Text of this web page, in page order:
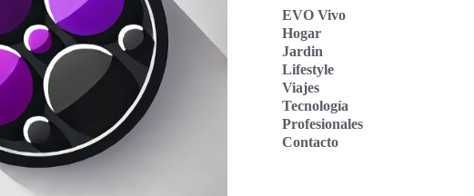
EVO Vivo
Hogar
Jardin
Lifestyle
Viajes
Tecnología
Profesionales
Contacto